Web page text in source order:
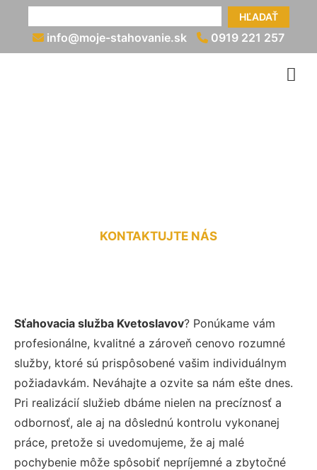
HĽADAŤ
info@moje-stahovanie.sk 0919 221 257
KONTAKTUJTE NÁS
Sťahovacia služba Kvetoslavov? Ponúkame vám
profesionálne, kvalitné a zároveň cenovo rozumné
služby, ktoré sú prispôsobené vašim individuálnym
požiadavkám. Neváhajte a ozvite sa nám ešte dnes.
Pri realizácií služieb dbáme nielen na precíznosť a
odbornosť, ale aj na dôslednú kontrolu vykonanej
práce, pretože si uvedomujeme, že aj malé
pochybenie môže spôsobiť nepríjemné a zbytočné